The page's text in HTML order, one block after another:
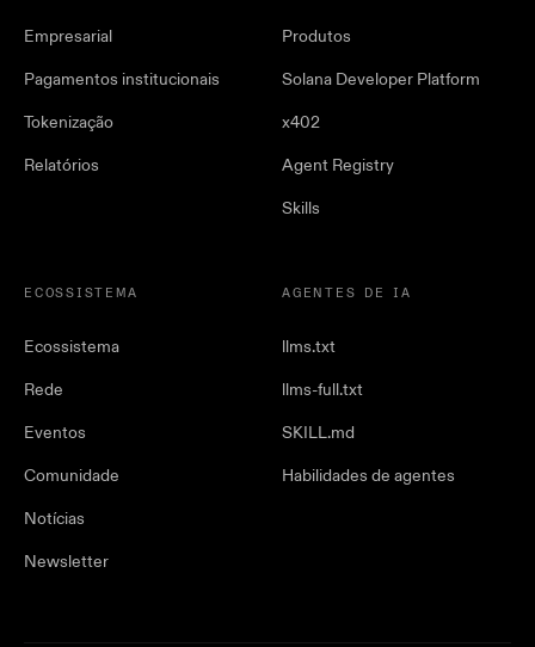
Empresarial
Pagamentos institucionais
Tokenização
Relatórios
Produtos
Solana Developer Platform
x402
Agent Registry
Skills
ECOSSISTEMA
Ecossistema
Rede
Eventos
Comunidade
Notícias
Newsletter
AGENTES DE IA
llms.txt
llms-full.txt
SKILL.md
Habilidades de agentes